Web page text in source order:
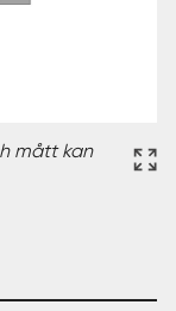
mått kan